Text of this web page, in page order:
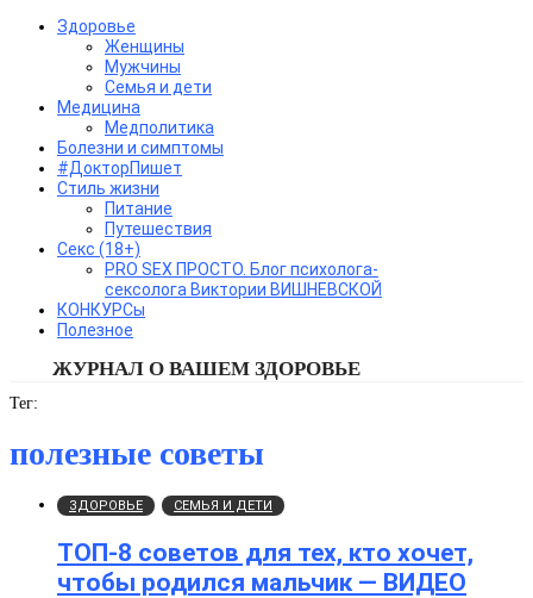
Здоровье
Женщины
Мужчины
Семья и дети
Медицина
Медполитика
Болезни и симптомы
#ДокторПишет
Стиль жизни
Питание
Путешествия
Секс (18+)
PRO SEX ПРОСТО. Блог психолога-
сексолога Виктории ВИШНЕВСКОЙ
КОНКУРСы
Полезное
ЖУРНАЛ О ВАШЕМ ЗДОРОВЬЕ
Тег:
полезные советы
ЗДОРОВЬЕ СЕМЬЯ И ДЕТИ
ТОП-8 советов для тех, кто хочет,
чтобы родился мальчик — ВИДЕО